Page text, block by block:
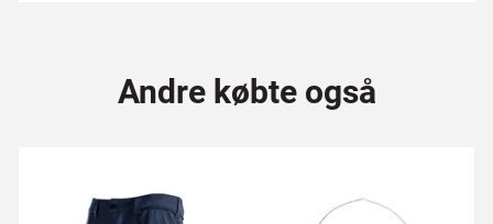
Andre købte også